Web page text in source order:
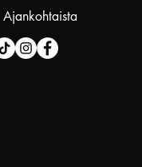
Ajankohtaista